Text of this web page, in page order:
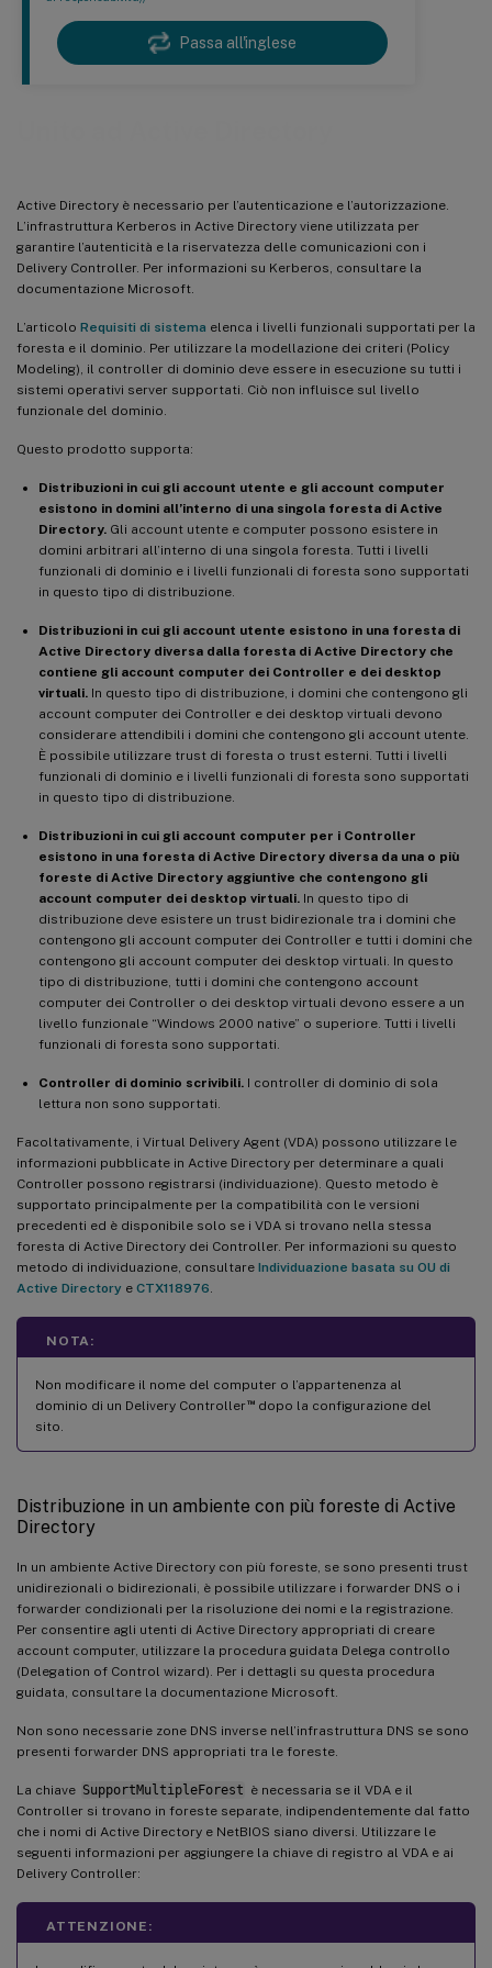
Passa all'inglese
Active Directory è necessario per l’autenticazione e l’autorizzazione.
L’infrastruttura Kerberos in Active Directory viene utilizzata per
garantire l’autenticità e la riservatezza delle comunicazioni con i
Delivery Controller. Per informazioni su Kerberos, consultare la
documentazione Microsoft.
L’articolo Requisiti di sistema elenca i livelli funzionali supportati per la
foresta e il dominio. Per utilizzare la modellazione dei criteri (Policy
Modeling), il controller di dominio deve essere in esecuzione su tutti i
sistemi operativi server supportati. Ciò non influisce sul livello
funzionale del dominio.
Questo prodotto supporta:
Distribuzioni in cui gli account utente e gli account computer
esistono in domini all’interno di una singola foresta di Active
Directory. Gli account utente e computer possono esistere in
domini arbitrari all’interno di una singola foresta. Tutti i livelli
funzionali di dominio e i livelli funzionali di foresta sono supportati
in questo tipo di distribuzione.
Distribuzioni in cui gli account utente esistono in una foresta di
Active Directory diversa dalla foresta di Active Directory che
contiene gli account computer dei Controller e dei desktop
virtuali. In questo tipo di distribuzione, i domini che contengono gli
account computer dei Controller e dei desktop virtuali devono
considerare attendibili i domini che contengono gli account utente.
È possibile utilizzare trust di foresta o trust esterni. Tutti i livelli
funzionali di dominio e i livelli funzionali di foresta sono supportati
in questo tipo di distribuzione.
Distribuzioni in cui gli account computer per i Controller
esistono in una foresta di Active Directory diversa da una o più
foreste di Active Directory aggiuntive che contengono gli
account computer dei desktop virtuali. In questo tipo di
distribuzione deve esistere un trust bidirezionale tra i domini che
contengono gli account computer dei Controller e tutti i domini che
contengono gli account computer dei desktop virtuali. In questo
tipo di distribuzione, tutti i domini che contengono account
computer dei Controller o dei desktop virtuali devono essere a un
livello funzionale “Windows 2000 native” o superiore. Tutti i livelli
funzionali di foresta sono supportati.
Controller di dominio scrivibili. I controller di dominio di sola
lettura non sono supportati.
Facoltativamente, i Virtual Delivery Agent (VDA) possono utilizzare le
informazioni pubblicate in Active Directory per determinare a quali
Controller possono registrarsi (individuazione). Questo metodo è
supportato principalmente per la compatibilità con le versioni
precedenti ed è disponibile solo se i VDA si trovano nella stessa
foresta di Active Directory dei Controller. Per informazioni su questo
metodo di individuazione, consultare Individuazione basata su OU di
Active Directory e CTX118976
NOTA:
Non modificare il nome del computer o l’appartenenza al
dominio di un Delivery Controller™dopo la configurazione del
sito.
Distribuzione in un ambiente con più foreste di Active
Directory
In un ambiente Active Directory con più foreste, se sono presenti trust
unidirezionali o bidirezionali, è possibile utilizzare i forwarder DNS o i
forwarder condizionali per la risoluzione dei nomi e la registrazione.
Per consentire agli utenti di Active Directory appropriati di creare
account computer, utilizzare la procedura guidata Delega controllo
(Delegation of Control wizard). Per i dettagli su questa procedura
guidata, consultare la documentazione Microsoft.
Non sono necessarie zone DNS inverse nell’infrastruttura DNS se sono
presenti forwarder DNS appropriati tra le foreste.
La chiave SupportMultipleForest è necessaria se il VDA e il
Controller si trovano in foreste separate, indipendentemente dal fatto
che i nomi di Active Directory e NetBIOS siano diversi. Utilizzare le
seguenti informazioni per aggiungere la chiave di registro al VDA e ai
Delivery Controller:
ATTENZIONE: